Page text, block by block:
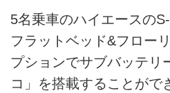
5名乗車のハイエースの
フラットベッド&フロー
プションでサブバッテリ
コ」を搭載することがで